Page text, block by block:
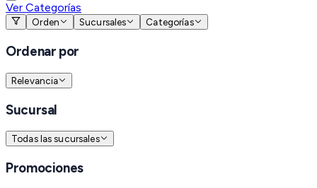
Ver Categorías
Orden Sucursales Categorías
Ordenar por
Relevancia
Sucursal
Todas las sucursales
Promociones